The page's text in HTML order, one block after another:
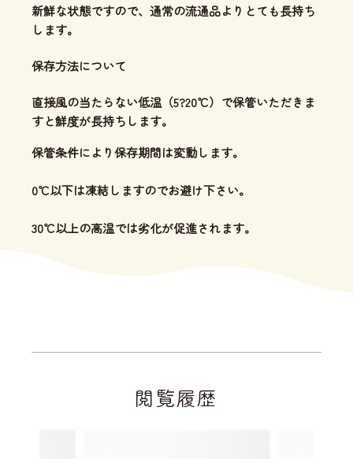
新鮮な状態ですので、通常の流通品よりとても長持ち
します。
保存方法について
直接風の当たらない低温（5?20℃）で保管いただきま
すと鮮度が長持ちします。
保管条件により保存期間は変動します。
0℃以下は凍結しますのでお避け下さい。
30℃以上の高温では劣化が促進されます。
閲覧履歴